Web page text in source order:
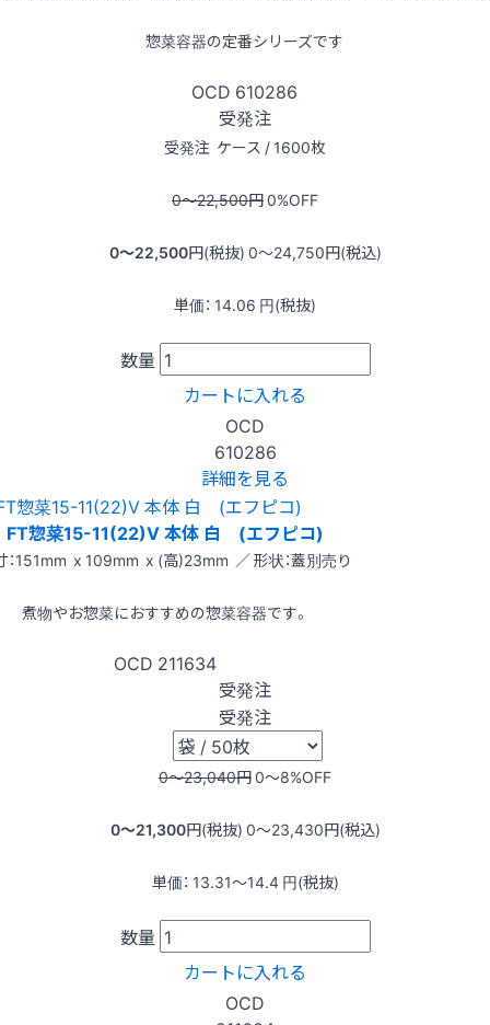
惣菜容器の定番シリーズです
OCD 610286
受発注
受発注 ケース / 1600枚
0〜22,500円0%OFF
0〜22,500円(税抜) 0〜24,750円(税込)
単価： 14.06 円(税抜)
数量
カートに入れる
OCD
610286
詳細を見る
FT惣菜15-11(22)V 本体 白 (エフピコ)
：151mm x 109mm x (高)23mm ／ 形状：蓋別売り
煮物やお惣菜におすすめの惣菜容器です。
OCD 211634
受発注
受発注
0〜23,040円0〜8%OFF
0〜21,300円(税抜) 0〜23,430円(税込)
単価： 13.31〜14.4 円(税抜)
数量
カートに入れる
OCD